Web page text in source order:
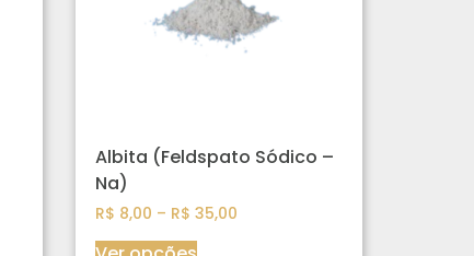
Albita (Feldspato Sódico –
Na)
R$ 8,00 – R$ 35,00